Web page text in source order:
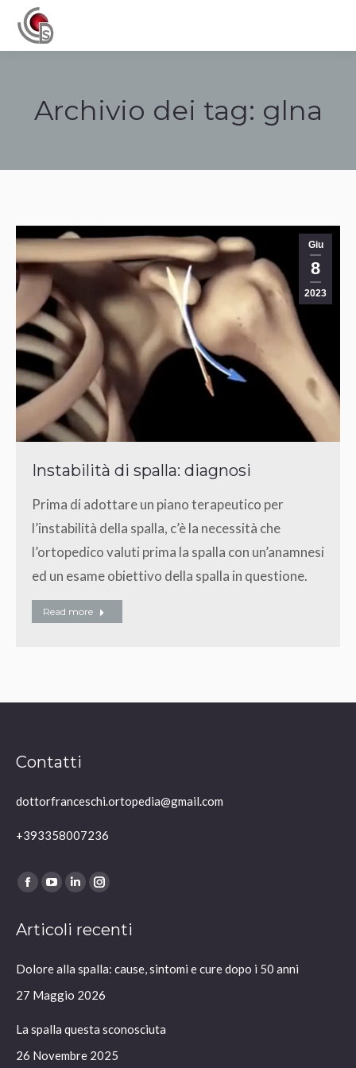
Archivio dei tag: glna
Giu
8
2023
Instabilità di spalla: diagnosi
Prima di adottare un piano terapeutico per
l’instabilità della spalla, c’è la necessità che
l’ortopedico valuti prima la spalla con un’anamnesi
ed un esame obiettivo della spalla in questione.
Read more
Contatti
dottorfranceschi.ortopedia@gmail.com
+393358007236
Ci puoi trovare su:
Facebook
opens
new
window
YouTube
opens
new
window
Linkedin
opens
new
window
Instagram
opens
new
window
Articoli recenti
Dolore alla spalla: cause, sintomi e cure dopo i 50 anni
27 Maggio 2026
La spalla questa sconosciuta
26 Novembre 2025